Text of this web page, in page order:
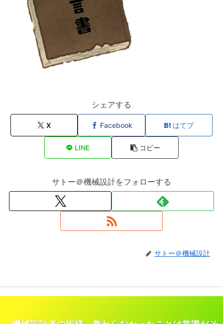
シェアする
X Facebook はてブ
LINE コピー
サトー＠機械設計をフォローする
サトー＠機械設計